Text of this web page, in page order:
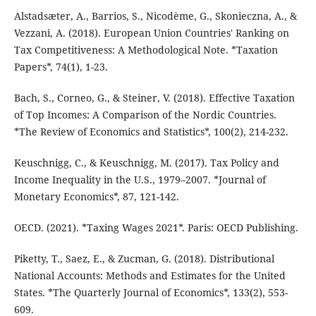
Alstadsæter, A., Barrios, S., Nicodème, G., Skonieczna, A., &
Vezzani, A. (2018). European Union Countries' Ranking on
Tax Competitiveness: A Methodological Note. *Taxation
Papers*, 74(1), 1-23.
Bach, S., Corneo, G., & Steiner, V. (2018). Effective Taxation
of Top Incomes: A Comparison of the Nordic Countries.
*The Review of Economics and Statistics*, 100(2), 214-232.
Keuschnigg, C., & Keuschnigg, M. (2017). Tax Policy and
Income Inequality in the U.S., 1979–2007. *Journal of
Monetary Economics*, 87, 121-142.
OECD. (2021). *Taxing Wages 2021*. Paris: OECD Publishing.
Piketty, T., Saez, E., & Zucman, G. (2018). Distributional
National Accounts: Methods and Estimates for the United
States. *The Quarterly Journal of Economics*, 133(2), 553-
609.